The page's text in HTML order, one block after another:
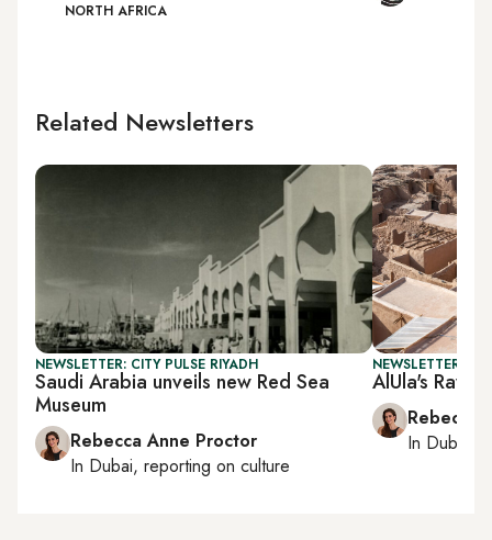
NORTH AFRICA
Related Newsletters
NEWSLETTER: CITY PULSE RIYADH
Saudi Arabia unveils new Red Sea
Museum
Rebecca Anne Proctor
In Dubai, reporting on culture
NEWSLETTER:
AlUla's
Rebecca
In Dubai